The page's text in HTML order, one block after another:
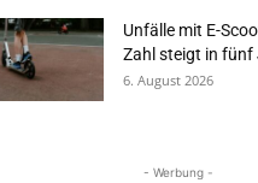
Unfälle mit E-
Zahl steigt in fünf
6. August 2026
- Werbung -